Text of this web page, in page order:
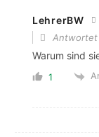
LehrerBW
Antwortet
Warum sind
1